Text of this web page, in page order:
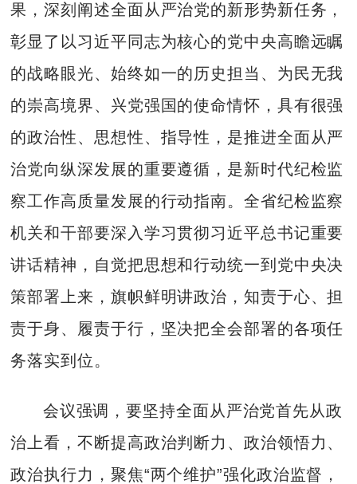
果，深刻阐述全面从严治党的新形势新任务，
彰显了以习近平同志为核心的党中央高瞻远瞩
的战略眼光、始终如一的历史担当、为民无我
的崇高境界、兴党强国的使命情怀，具有很强
的政治性、思想性、指导性，是推进全面从严
治党向纵深发展的重要遵循，是新时代纪检监
察工作高质量发展的行动指南。全省纪检监察
机关和干部要深入学习贯彻习近平总书记重要
讲话精神，自觉把思想和行动统一到党中央决
策部署上来，旗帜鲜明讲政治，知责于心、担
责于身、履责于行，坚决把全会部署的各项任
务落实到位。
会议强调，要坚持全面从严治党首先从政
治上看，不断提高政治判断力、政治领悟力、
政治执行力，聚焦“两个维护”强化政治监督，